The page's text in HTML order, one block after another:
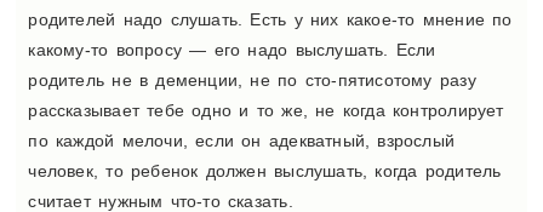
родителей надо слушать. Есть у них какое-то мнение по
какому-то вопросу — его надо выслушать. Если
родитель не в деменции, не по сто-пятисотому разу
рассказывает тебе одно и то же, не когда контролирует
по каждой мелочи, если он адекватный, взрослый
человек, то ребенок должен выслушать, когда родитель
считает нужным что-то сказать.